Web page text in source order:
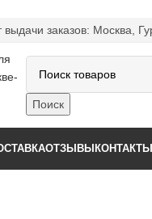
выдачи заказов: Москва,
Поиск
ОТЗЫВЫ КОНТАКТЫ